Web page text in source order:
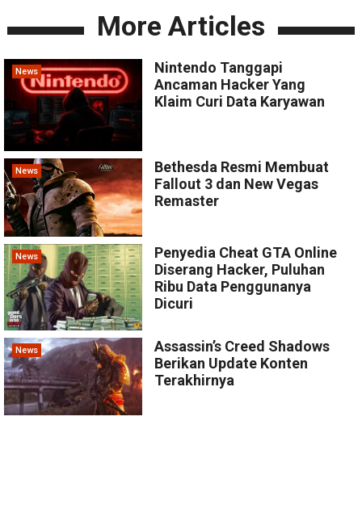
More Articles
News
Nintendo Tanggapi
Ancaman Hacker Yang
Klaim Curi Data Karyawan
News
Bethesda Resmi Membuat
Fallout 3 dan New Vegas
Remaster
News
Penyedia Cheat GTA Online
Diserang Hacker, Puluhan
Ribu Data Penggunanya
Dicuri
News
Assassin’s Creed Shadows
Berikan Update Konten
Terakhirnya